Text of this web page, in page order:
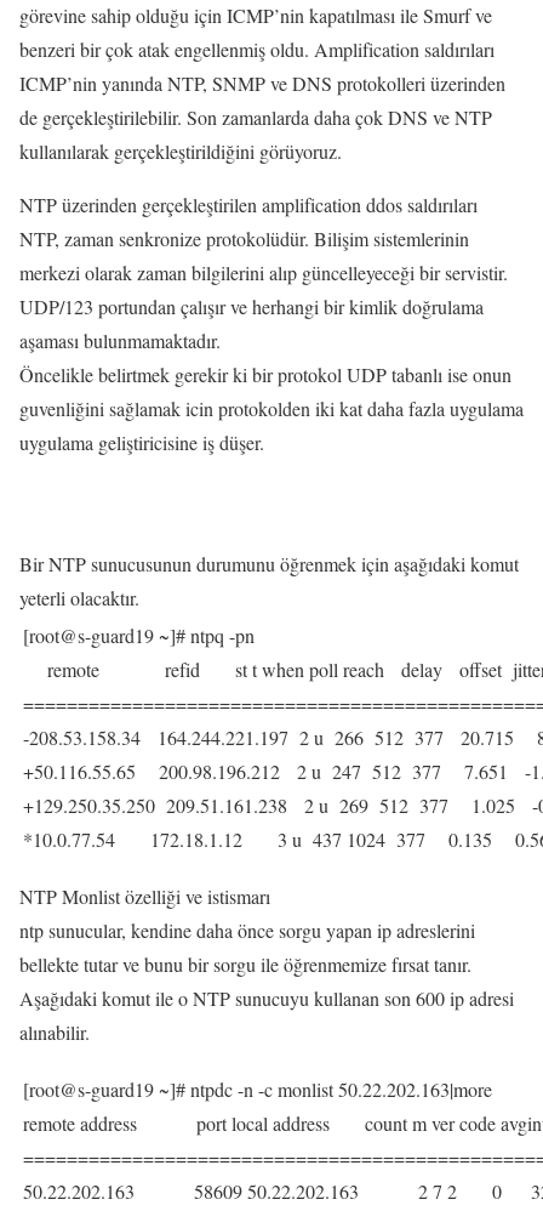
görevine sahip olduğu için ICMP’nin kapatılması ile Smurf ve
benzeri bir çok atak engellenmiş oldu. Amplification saldırıları
ICMP’nin yanında NTP, SNMP ve DNS protokolleri üzerinden
de gerçekleştirilebilir. Son zamanlarda daha çok DNS ve NTP
kullanılarak gerçekleştirildiğini görüyoruz.
NTP üzerinden gerçekleştirilen amplification ddos saldırıları
NTP, zaman senkronize protokolüdür. Bilişim sistemlerinin
merkezi olarak zaman bilgilerini alıp güncelleyeceği bir servistir.
UDP/123 portundan çalışır ve herhangi bir kimlik doğrulama
aşaması bulunmamaktadır.
Öncelikle belirtmek gerekir ki bir protokol UDP tabanlı ise onun
guvenliğini sağlamak icin protokolden iki kat daha fazla uygulama
uygulama geliştiricisine iş düşer.
Bir NTP sunucusunun durumunu öğrenmek için aşağıdaki komut
yeterli olacaktır.
[root@s-guard19 ~]# ntpq -pn
remote refid st t when poll reach delay offset
-208.53.158.34 164.244.221.197 2 u 266 512 377 20.715
+50.116.55.65 200.98.196.212 2 u 247 512 377 7.651 -
+129.250.35.250 209.51.161.238 2 u 269 512 377 1.025
*10.0.77.54 172.18.1.12 3 u 437 1024 377 0.135
NTP Monlist özelliği ve istismarı
ntp sunucular, kendine daha önce sorgu yapan ip adreslerini
bellekte tutar ve bunu bir sorgu ile öğrenmemize fırsat tanır.
Aşağıdaki komut ile o NTP sunucuyu kullanan son 600 ip adresi
alınabilir.
[root@s-guard19 ~]# ntpdc -n -c monlist 50.22.202.163|more
remote address port local address count m ver code
50.22.202.163 58609 50.22.202.163 2 7 2